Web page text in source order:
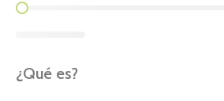
Volumen
¿Qué es?